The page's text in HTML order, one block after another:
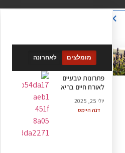
מומלצים לאחרונה
פתרונות טבעיים
לאורח חיים בריא
דנה היימס
יולי 25, 2025